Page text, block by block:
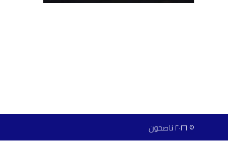
© ٢٠٢٦ ناصحون